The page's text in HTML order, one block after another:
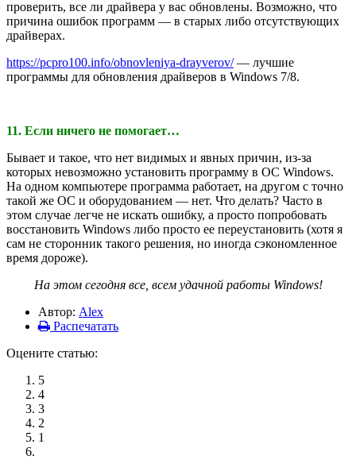
проверить, все ли драйвера у вас обновлены. Возможно, что
причина ошибок программ — в старых либо отсутствующих
драйверах.
https://pcpro100.info/obnovleniya-drayverov/— лучшие
программы для обновления драйверов в Windows 7/8.
11. Если ничего не помогает…
Бывает и такое, что нет видимых и явных причин, из-за
которых невозможно установить программу в ОС Windows.
На одном компьютере программа работает, на другом с точно
такой же ОС и оборудованием — нет. Что делать? Часто в
этом случае легче не искать ошибку, а просто попробовать
восстановить Windows либо просто ее переустановить (хотя я
сам не сторонник такого решения, но иногда сэкономленное
время дороже).
На этом сегодня все, всем удачной работы Windows!
Автор: Alex
Распечатать
Оцените статью:
5
4
3
2
1